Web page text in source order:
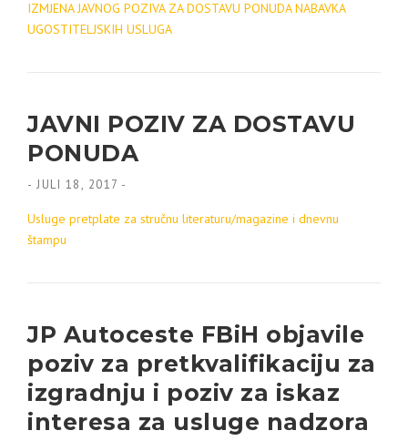
IZMJENA JAVNOG POZIVA ZA DOSTAVU PONUDA NABAVKA
UGOSTITELJSKIH USLUGA
JAVNI POZIV ZA DOSTAVU
PONUDA
- JULI 18, 2017 -
Usluge pretplate za stručnu literaturu/magazine i dnevnu
štampu
JP Autoceste FBiH objavile
poziv za pretkvalifikaciju za
izgradnju i poziv za iskaz
interesa za usluge nadzora